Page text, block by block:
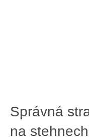
Správná
na